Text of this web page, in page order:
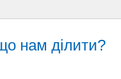
нам ділити?